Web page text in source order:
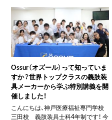
Össur（オズール）って知っていま
すか？世界トップクラスの義肢装
具メーカーから学ぶ特別講義を開
催しました！
こんにちは、神戸医療福祉専門学校
三田校 義肢装具士科4年制です！ 今